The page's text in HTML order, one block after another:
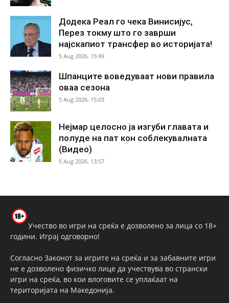
Додека Реал го чека Винисијус,
Перез токму што го заврши
најскапиот трансфер во историјата!
5 Aug 2026. 15:49
Шпанците воведуваат нови правила
оваа сезона
5 Aug 2026. 15:03
Нејмар целосно ја изгуби главата и
полуде на пат кон соблекувалната
(Видео)
5 Aug 2026. 13:57
Учество во игри на среќа е дозволено за лица со 18+
години. Играј одговорно!
Согласно Законот за игрите на среќа и за забавните игри
не е дозволено физичко лице да учествува во странски
игри на среќа, во кои влоговите се уплаќаат на
територијата на Македонија.